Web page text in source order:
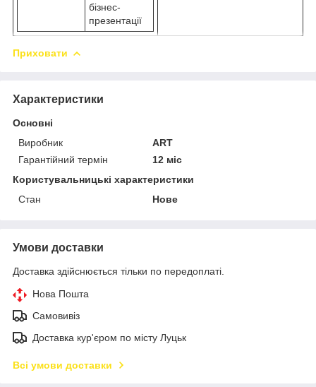
бізнес-
презентації
Приховати
Характеристики
Основні
Виробник
ART
Гарантійний термін
12 міс
Користувальницькі характеристики
Стан
Нове
Умови доставки
Доставка здійснюється тільки по передоплаті.
Нова Пошта
Самовивіз
Доставка кур'єром по місту Луцьк
Всі умови доставки